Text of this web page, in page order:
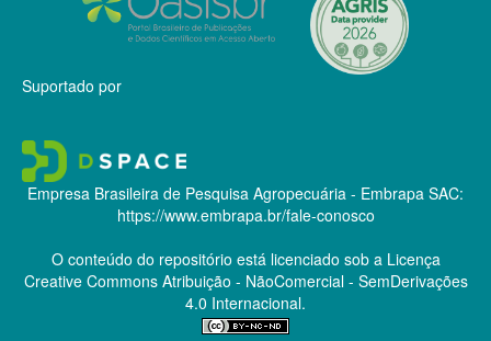
Suportado por
Empresa Brasileira de Pesquisa Agropecuária - Embrapa SAC:
https://www.embrapa.br/fale-conosco
O conteúdo do repositório está licenciado sob a Licença
Creative CommonsAtribuição - NãoComercial - SemDerivações
4.0 Internacional.